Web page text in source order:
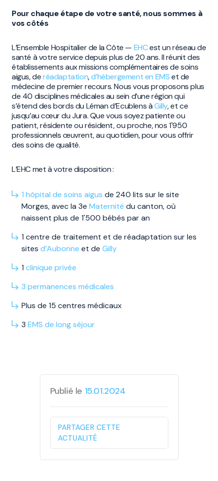
Pour chaque étape de votre santé, nous sommes à
vos côtés
L’Ensemble Hospitalier de la Côte — EHCest un réseau de
santé à votre service depuis plus de 20 ans. Il réunit des
établissements aux missions complémentaires de soins
aigus, deréadaptation,d’hébergement en EMSet de
médecine de premier recours. Nous vous proposons plus
de 40 disciplines médicales au sein d’une région qui
s’étend des bords du Léman d’Ecublens àGilly, et ce
jusqu’au cœur du Jura. Que vous soyez patiente ou
patient, résidente ou résident, ou proche, nos 1'950
professionnels œuvrent, au quotidien, pour vous offrir
des soins de qualité.
L’EHC met à votre disposition :
1 hôpital de soins aigus de 240 lits sur le site
Morges, avec la 3e Maternité du canton, où
naissent plus de 1'500 bébés par an
1 centre de traitement et de réadaptation sur les
sites d’Aubonne et de Gilly
1 clinique privée
3 permanences médicales
Plus de 15 centres médicaux
3 EMS de longséjour
Publié le 15.01.2024
PARTAGER CETTE
ACTUALITÉ